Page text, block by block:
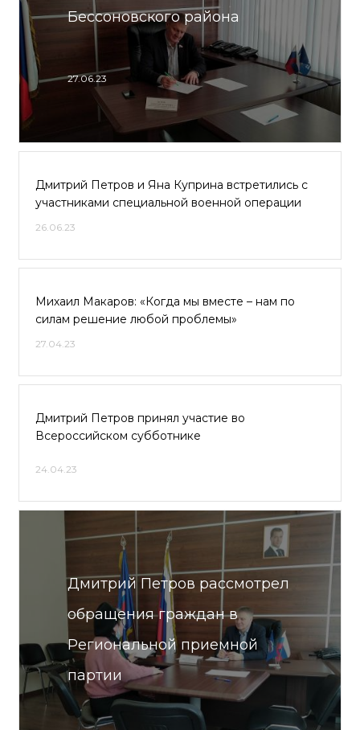
Бессоновского района
27.06.23
Дмитрий Петров и Яна Куприна встретились с
участниками специальной военной операции
26.06.23
Михаил Макаров: «Когда мы вместе – нам по
силам решение любой проблемы»
27.04.23
Дмитрий Петров принял участие во
Всероссийском субботнике
24.04.23
Дмитрий Петров рассмотрел
обращения граждан в
Региональной приемной
партии